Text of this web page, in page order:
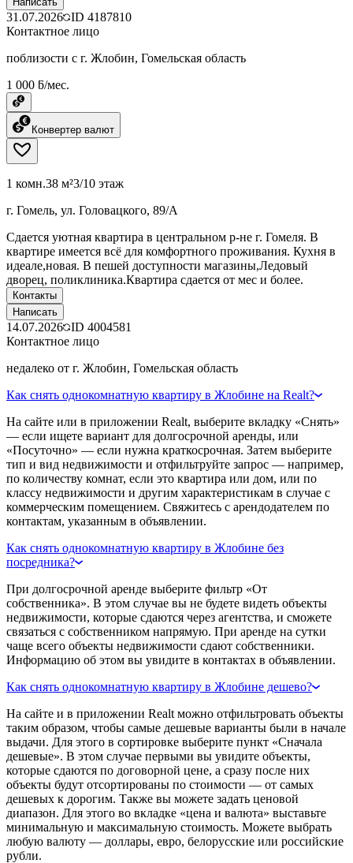
31.07.2026 ID 4187810
Контактное лицо
поблизости с г. Жлобин, Гомельская область
1 000 ƃ/мес.
Конвертер валют
1 комн.38 м²3/10 этаж
г. Гомель, ул. Головацкого, 89/А
Сдается уютная квартира в центральном р-не г. Гомеля. В
квартире имеется всё для комфортного проживания. Кухня в
идеале,новая. В пешей доступности магазины,Ледовый
дворец, поликлиника.Квартира сдается от мес и более.
Контакты
Написать
14.07.2026 ID 4004581
Контактное лицо
недалеко от г. Жлобин, Гомельская область
Как снять однокомнатную квартиру в Жлобине на Realt?
На сайте или в приложении Realt, выберите вкладку «Снять»
— если ищете вариант для долгосрочной аренды, или
«Посуточно» — если нужна краткосрочная. Затем выберите
тип и вид недвижимости и отфильтруйте запрос — например,
по количеству комнат, если это квартира или дом, или по
классу недвижимости и другим характеристикам в случае с
коммерческим помещением. Свяжитесь с арендодателем по
контактам, указанным в объявлении.
Как снять однокомнатную квартиру в Жлобине без
посредника?
При долгосрочной аренде выберите фильтр «От
собственника». В этом случае вы не будете видеть объекты
недвижимости, которые сдаются через агентства, и сможете
связаться с собственником напрямую. При аренде на сутки
чаще всего объекты недвижимости сдают собственники.
Информацию об этом вы увидите в контактах в объявлении.
Как снять однокомнатную квартиру в Жлобине дешево?
На сайте и в приложении Realt можно отфильтровать объекты
таким образом, чтобы самые дешевые варианты были в начале
выдачи. Для этого в сортировке выберите пункт «Сначала
дешевые». В этом случае первыми вы увидите объекты,
которые сдаются по договорной цене, а сразу после них
объекты будут отсортированы по стоимости — от самых
дешевых к дорогим. Также вы можете задать ценовой
диапазон. Для этого во вкладке «цена и валюта» выставьте
минимальную и максимальную стоимость. Можете выбрать
любую валюту — доллары, евро, белорусские или российские
рубли.